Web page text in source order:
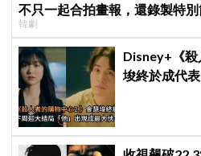
不只一起合拍畫報，還錄製特別
韓劇
Disney+《殺
埈終於成代